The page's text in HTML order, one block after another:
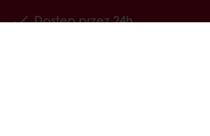
Dostęp przez 24h